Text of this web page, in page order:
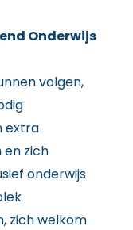
Onderwijs
volgen,
extra
zich
onderwijs
zich welkom